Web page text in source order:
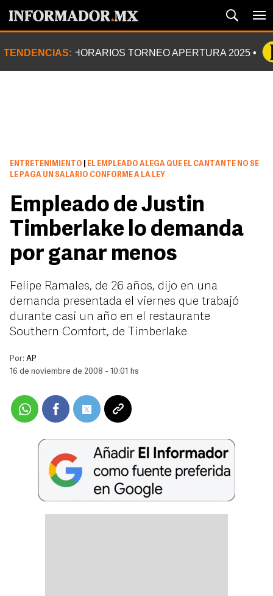
TENDENCIAS: HORARIOS TORNEO APERTURA 2025
ENTRETENIMIENTO
EL EMPLEADO ALEGA QUE EL CANTANTE NO SE
LE PAGA UN SALARIO CONFORME A LA LEY
Empleado de Justin
Timberlake lo demanda
por ganar menos
Felipe Ramales, de 26 años, dijo en una
demanda presentada el viernes que trabajó
durante casi un año en el restaurante
Southern Comfort, de Timberlake
Por: AP
16 de noviembre de 2008 - 10:01 hs